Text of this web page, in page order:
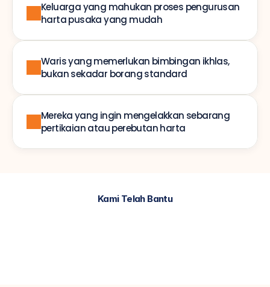
Keluarga yang mahukan proses pengurusan
harta pusaka yang mudah
Waris yang memerlukan bimbingan ikhlas,
bukan sekadar borang standard
Mereka yang ingin mengelakkan sebarang
pertikaian atau perebutan harta
Kami Telah Bantu